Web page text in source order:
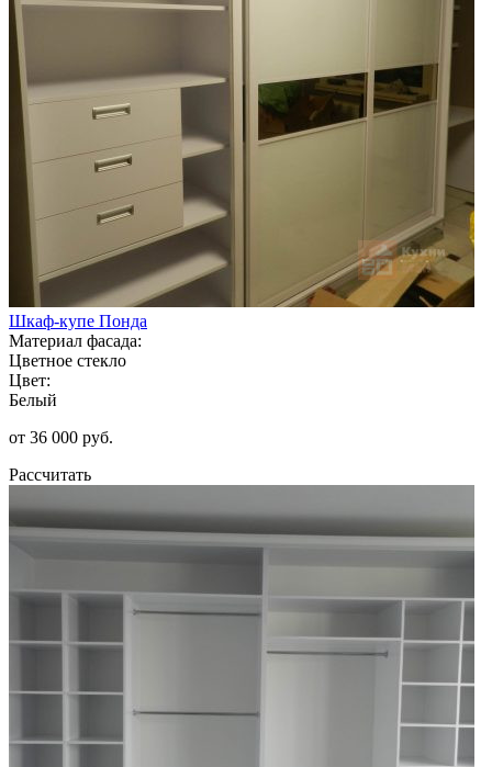
Шкаф-купе Понда
Материал фасада:
Цветное стекло
Цвет:
Белый
от 36 000 руб.
Рассчитать